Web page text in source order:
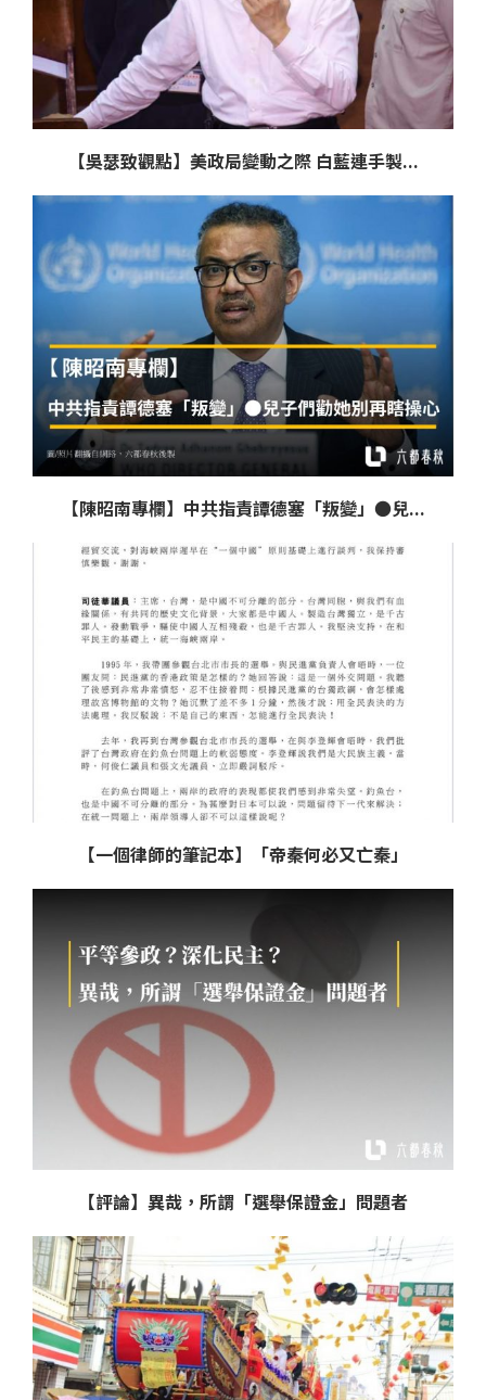
【吳瑟致觀點】美政局變動之際 白藍連手製...
【陳昭南專欄】中共指責譚德塞「叛變」●兒...
【一個律師的筆記本】「帝秦何必又亡秦」
【評論】異哉，所謂「選舉保證金」問題者